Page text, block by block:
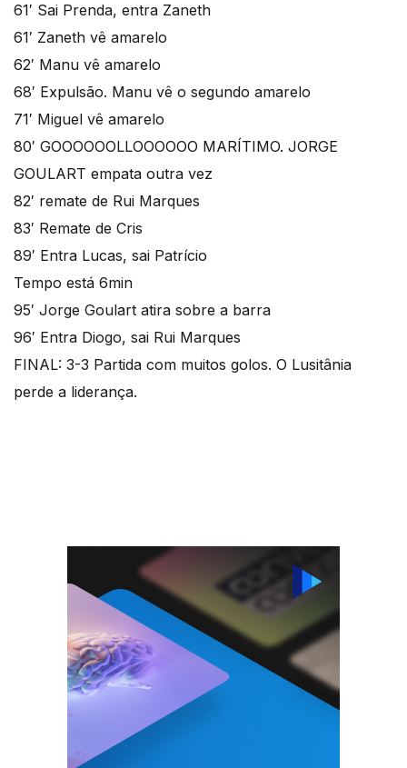
61′ Sai Prenda, entra Zaneth
61′ Zaneth vê amarelo
62′ Manu vê amarelo
68′ Expulsão. Manu vê o segundo amarelo
71′ Miguel vê amarelo
80′ GOOOOOOLLOOOOOO MARÍTIMO. JORGE
GOULART empata outra vez
82′ remate de Rui Marques
83′ Remate de Cris
89′ Entra Lucas, sai Patrício
Tempo está 6min
95′ Jorge Goulart atira sobre a barra
96′ Entra Diogo, sai Rui Marques
FINAL: 3-3 Partida com muitos golos. O Lusitânia
perde a liderança.